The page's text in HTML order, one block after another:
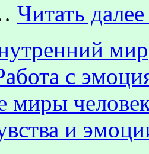
Читать
мир
с
миры
и